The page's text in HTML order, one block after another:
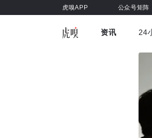
虎嗅APP 公众号矩阵
资讯 24